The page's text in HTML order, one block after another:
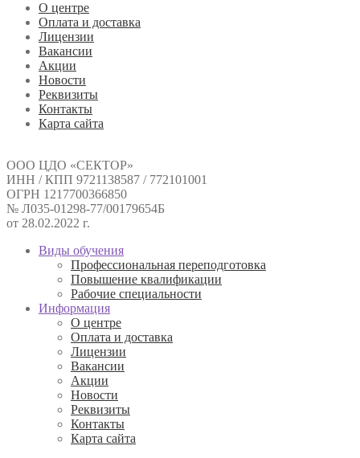
О центре
Оплата и доставка
Лицензии
Вакансии
Акции
Новости
Реквизиты
Контакты
Карта сайта
ООО ЦДО «СЕКТОР»
ИНН / КПП 9721138587 / 772101001
ОГРН 1217700366850
№ Л035-01298-77/00179654Б
от 28.02.2022 г.
Виды обучения
Профессиональная переподготовка
Повышение квалификации
Рабочие специальности
Информация
О центре
Оплата и доставка
Лицензии
Вакансии
Акции
Новости
Реквизиты
Контакты
Карта сайта